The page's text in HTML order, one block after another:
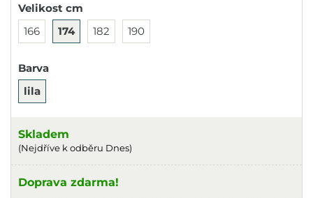
Velikost cm
166
174 182 190
Barva
lila
Skladem
(Nejdříve k odběru Dnes)
Doprava zdarma!